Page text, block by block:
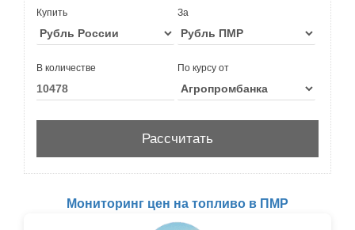
Купить За
В количестве По курсу от
Мониторинг цен на топливо в ПМР